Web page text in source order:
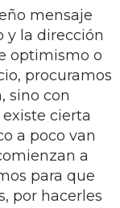
mensaje
y la dirección
optimismo o
procuramos
sino con
cierta
a poco van
a
para que
por hacerles